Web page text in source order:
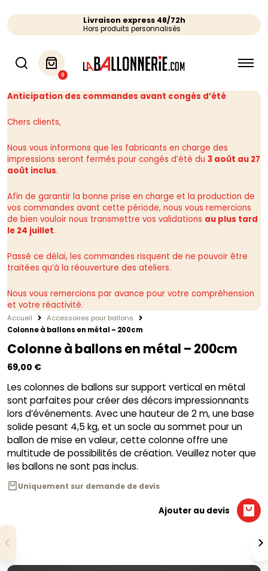
Livraison express 48/72h
Hors produits personnalisés
0
Anticipation des commandes avant congés d’été
Chers clients,
Nous vous informons que les fabricants en charge des
impressions seront fermés pour congés d’été du 3 août au 27
août inclus.
Afin de garantir la bonne prise en charge et la production de
vos commandes avant cette période, nous vous remercions
de bien vouloir nous transmettre vos validations au plus tard
le 24 juillet.
Passé ce délai, les commandes risquent de ne pouvoir être
traitées qu’à la réouverture des ateliers.
Nous vous remercions par avance pour votre compréhension
et votre réactivité.
Accueil
Accessoires pour ballons
Colonne à ballons en métal – 200cm
Colonne à ballons en métal – 200cm
69,00 €
Les colonnes de ballons sur support vertical en métal
sont parfaites pour créer des décors impressionnants
lors d’événements. Avec une hauteur de 2 m, une base
solide pesant 4,5 kg, et un socle au sommet pour un
ballon de mise en valeur, cette colonne offre une
multitude de possibilités de création. Veuillez noter que
les ballons ne sont pas inclus.
Uniquement sur demande de devis
Ajouter au devis